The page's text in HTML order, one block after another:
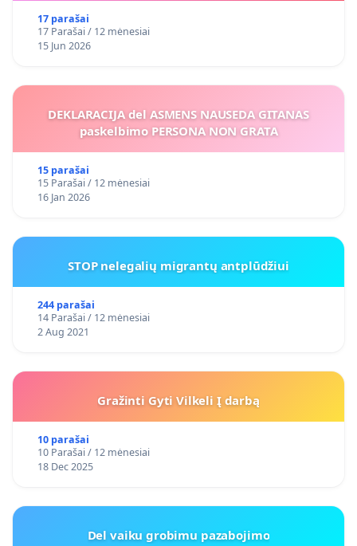
17 parašai
17 Parašai / 12 mėnesiai
15 Jun 2026
DEKLARACIJA del ASMENS NAUSEDA GITANAS
paskelbimo PERSONA NON GRATA
15 parašai
15 Parašai / 12 mėnesiai
16 Jan 2026
STOP nelegalių migrantų antplūdžiui
244 parašai
14 Parašai / 12 mėnesiai
2 Aug 2021
Gražinti Gyti Vilkeli Į darbą
10 parašai
10 Parašai / 12 mėnesiai
18 Dec 2025
Del vaiku grobimu pazabojimo